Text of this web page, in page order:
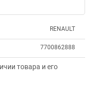
RENAULT
7700862888
товара и его